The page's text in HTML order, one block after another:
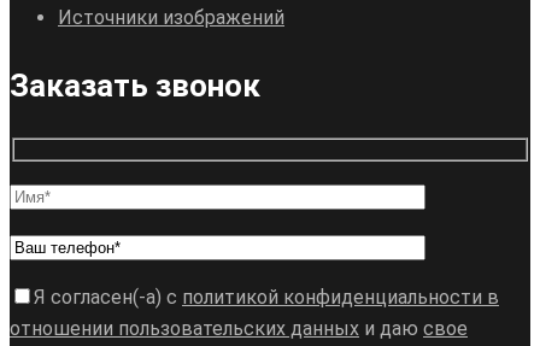
Источники изображений
Заказать звонок
Я согласен(-а) с политикой конфиденциальности в
отношении пользовательских данных и даю свое